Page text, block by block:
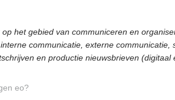
het gebied van communiceren en
communicatie, externe communicatie,
en productie nieuwsbrieven (digitaal
eo?